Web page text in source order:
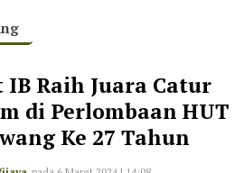
IB Raih Juara Catur
di Perlombaan HUT
Ke 27 Tahun